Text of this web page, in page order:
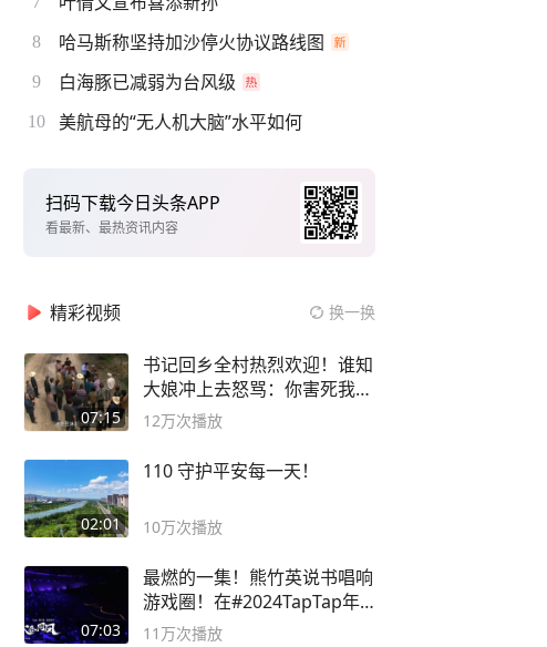
8 哈马斯称坚持加沙停火协议路线图
9 白海豚已减弱为台风级
10 美航母的“无人机大脑”水平如何
扫码下载今日头条APP
看最新、最热资讯内容
精彩视频 换一换
07:15
书记回乡全村热烈欢迎！谁知
大娘冲上去怒骂：你害死我儿
子
12万次播放
02:01
110 守护平安每一天！
10万次播放
07:03
最燃的一集！熊竹英说书唱响
游戏圈！在#2024TapTap年
度游戏大赏
11万次播放